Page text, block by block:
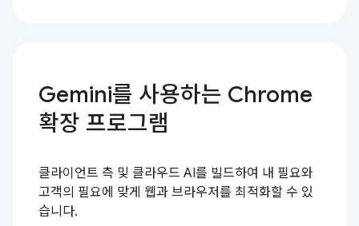
Gemini를 사용하는 Chrome
확장 프로그램
클라이언트 측 및 클라우드 AI를 빌드하여 내 필요와
고객의 필요에 맞게 웹과 브라우저를 최적화할 수 있
습니다.